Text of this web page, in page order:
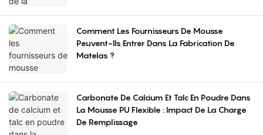
Comment Les Fournisseurs De Mousse
Peuvent-Ils Entrer Dans La Fabrication De
Matelas ?
Carbonate De Calcium Et Talc En Poudre Dans
La Mousse PU Flexible : Impact De La Charge
De Remplissage